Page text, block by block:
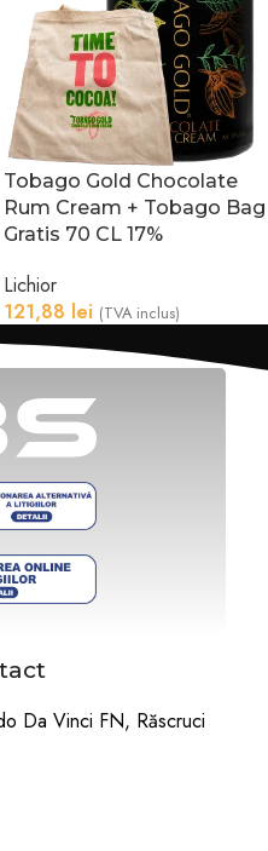
Tobago Gold Chocolate
Rum Cream + Tobago Bag
Gratis 70 CL 17%
Lichior
121,88 lei (TVA inclus)
Da Vinci FN, Răscruci